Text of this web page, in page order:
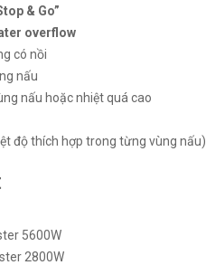
& Go”
overflow
có nồi
nấu
nấu hoặc nhiệt quá cao
độ thích hợp trong từng vùng nấu)
5600W
2800W